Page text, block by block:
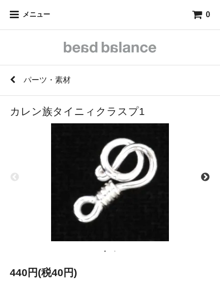
メニュー 0
パーツ・素材
カレン族タイニィクラスプ1
440円(税40円)